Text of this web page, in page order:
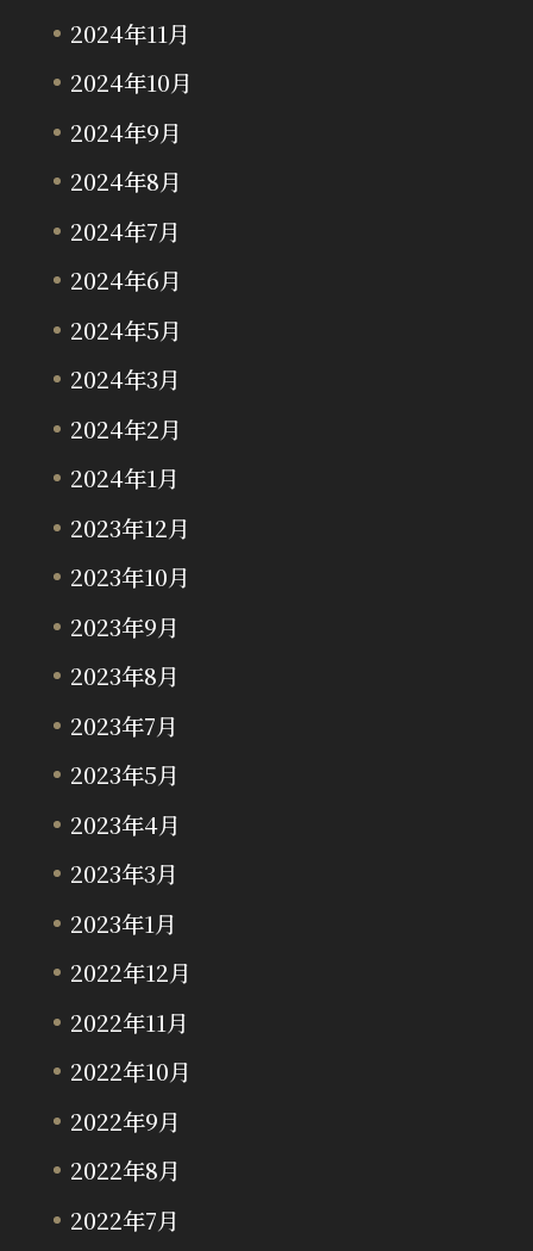
2024年11月
2024年10月
2024年9月
2024年8月
2024年7月
2024年6月
2024年5月
2024年3月
2024年2月
2024年1月
2023年12月
2023年10月
2023年9月
2023年8月
2023年7月
2023年5月
2023年4月
2023年3月
2023年1月
2022年12月
2022年11月
2022年10月
2022年9月
2022年8月
2022年7月